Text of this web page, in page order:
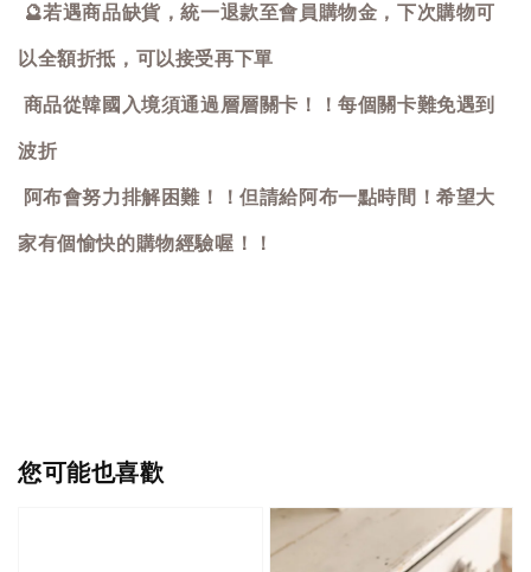
🔮若遇商品缺貨，統一退款至會員購物金，下次購物可
以全額折抵，可以接受再下單
商品從韓國入境須通過層層關卡！！每個關卡難免遇到
波折
阿布會努力排解困難！！但請給阿布一點時間！希望大
家有個愉快的購物經驗喔！！
您可能也喜歡